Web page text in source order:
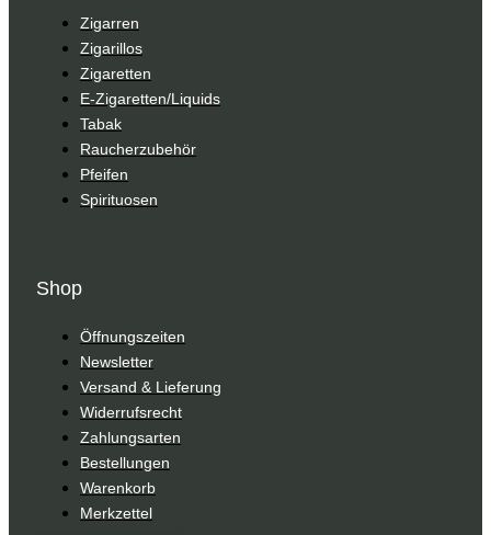
Zigarren
Zigarillos
Zigaretten
E-Zigaretten/Liquids
Tabak
Raucherzubehör
Pfeifen
Spirituosen
Shop
Öffnungszeiten
Newsletter
Versand & Lieferung
Widerrufsrecht
Zahlungsarten
Bestellungen
Warenkorb
Merkzettel